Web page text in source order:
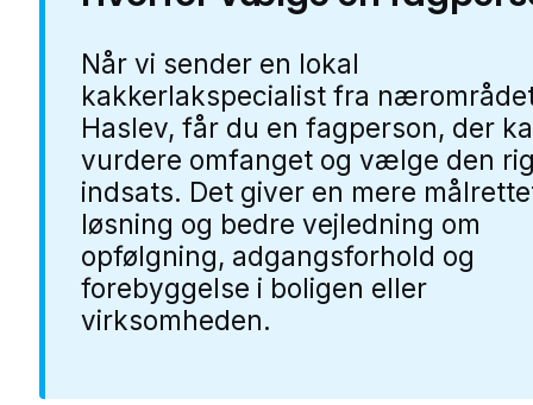
Når vi sender en lokal
kakkerlakspecialist fra
Haslev, får du en fagperson, der
vurdere omfanget og vælge den
indsats. Det giver en mere
løsning og bedre vejledning om
opfølgning, adgangsforhold og
forebyggelse i boligen eller
virksomheden.